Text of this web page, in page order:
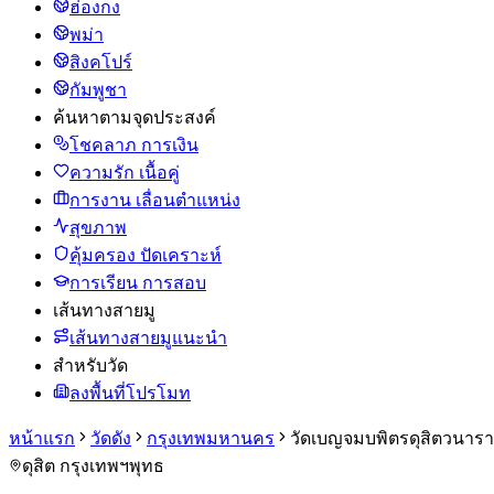
ฮ่องกง
พม่า
สิงคโปร์
กัมพูชา
ค้นหาตามจุดประสงค์
โชคลาภ การเงิน
ความรัก เนื้อคู่
การงาน เลื่อนตำแหน่ง
สุขภาพ
คุ้มครอง ปัดเคราะห์
การเรียน การสอบ
เส้นทางสายมู
เส้นทางสายมูแนะนำ
สำหรับวัด
ลงพื้นที่โปรโมท
หน้าแรก วัดดัง กรุงเทพมหานคร
วัดเบญจมบพิตรดุสิตวนาร
ดุสิต กรุงเทพฯพุทธ